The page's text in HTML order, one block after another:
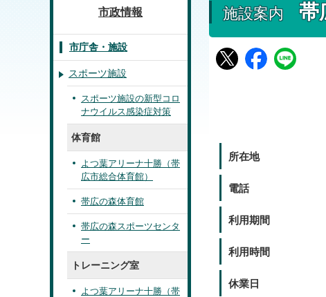
施設案内 帯
所在地
電話
利用期間
利用時間
休業日
市政情報
市庁舎・施設
スポーツ施設
スポーツ施設の新型コロ
ナウイルス感染症対策
体育館
よつ葉アリーナ十勝（帯
広市総合体育館）
帯広の森体育館
帯広の森スポーツセンタ
ー
トレーニング室
よつ葉アリーナ十勝（帯